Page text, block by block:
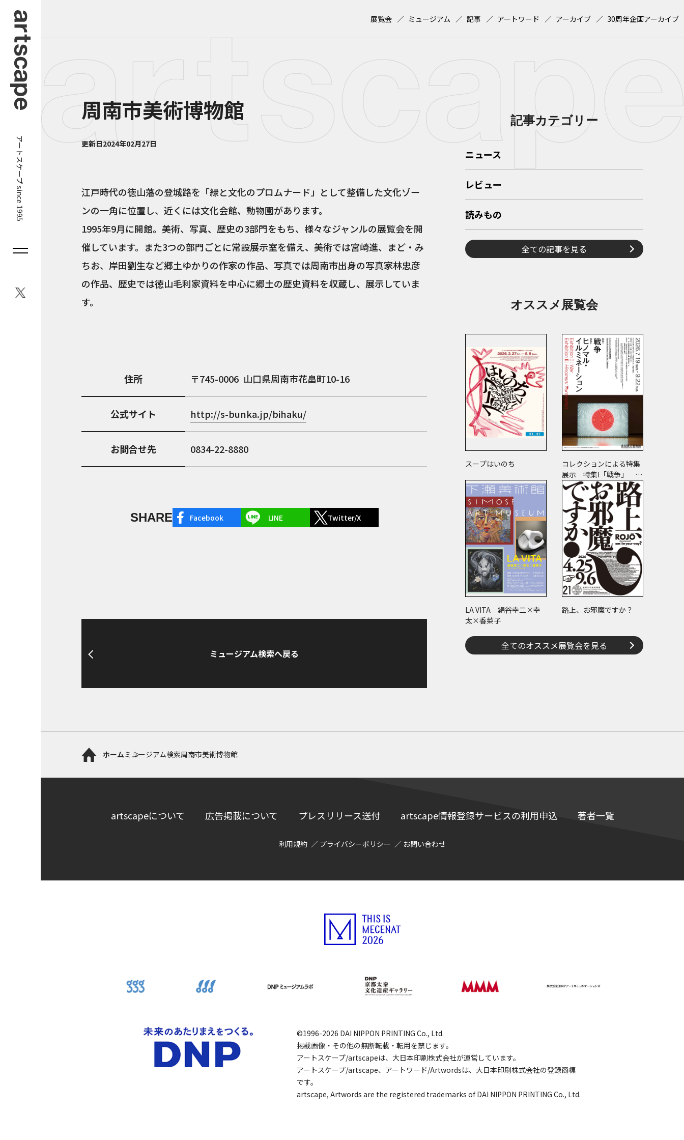
アートスケープ since 1995
展覧会 ミュージアム 記事 アートワード アーカイブ 30周年企画アーカイブ
周南市美術博物館
更新日2024年02月27日
江戸時代の徳山藩の登城路を「緑と文化のプロムナード」として整備した文化ゾー
ンの一角に位置し、近くには文化会館、動物園があります。
1995年9月に開館。美術、写真、歴史の3部門をもち、様々なジャンルの展覧会を開
催しています。また3つの部門ごとに常設展示室を備え、美術では宮崎進、まど・み
ちお、岸田劉生など郷土ゆかりの作家の作品、写真では周南市出身の写真家林忠彦
の作品、歴史では徳山毛利家資料を中心に郷土の歴史資料を収蔵し、展示していま
す。
住所 745-0006 山口県周南市花畠町10-16
公式サイト http://s-bunka.jp/bihaku/
お問合せ先 0834-22-8880
SHARE Facebook LINE Twitter/X
ミュージアム検索へ戻る
記事カテゴリー
ニュース
レビュー
読みもの
全ての記事を見る
オススメ展覧会
スープはいのち
コレクションによる特集
展示 特集Ⅰ「戦争」 特
集Ⅱ「ヒノマル・イルミ
ネーション」
LA VITA 絹谷幸二×幸
太×香菜子
路上、お邪魔ですか？
全てのオススメ展覧会を見る
ホームミュージアム検索周南市美術博物館
artscapeについて 広告掲載について プレスリリース送付 artscape情報登録サービスの利用申込 著者一覧
利用規約 プライバシーポリシー お問い合わせ
©1996-2026 DAI NIPPON PRINTING Co., Ltd.
掲載画像・その他の無断転載・転用を禁じます。
アートスケープ/artscapeは、大日本印刷株式会社が運営しています。
アートスケープ/artscape、アートワード/Artwordsは、大日本印刷株式会社の登録商標
です。
artscape, Artwords are the registered trademarks of DAI NIPPON PRINTING Co., Ltd.